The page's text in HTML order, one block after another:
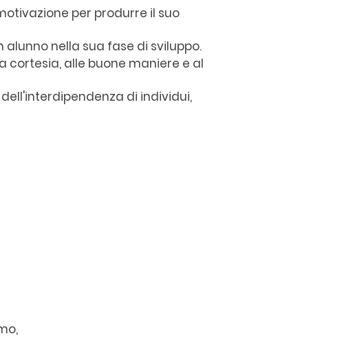
per produrre il suo
nella sua fase di sviluppo.
cortesia, alle buone maniere e al
di individui,